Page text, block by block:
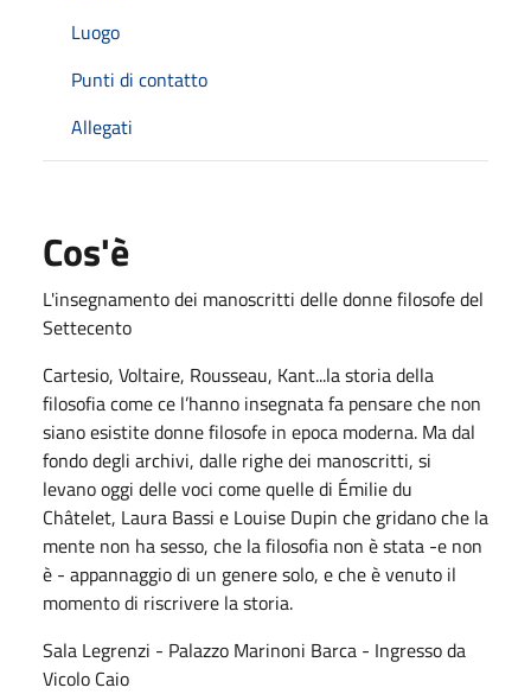
Luogo
Punti di contatto
Allegati
Cos'è
L'insegnamento dei manoscritti delle donne filosofe del
Settecento
Cartesio, Voltaire, Rousseau, Kant...la storia della
filosofia come ce l’hanno insegnata fa pensare che non
siano esistite donne filosofe in epoca moderna. Ma dal
fondo degli archivi, dalle righe dei manoscritti, si
levano oggi delle voci come quelle di Émilie du
Châtelet, Laura Bassi e Louise Dupin che gridano che la
mente non ha sesso, che la filosofia non è stata -e non
è - appannaggio di un genere solo, e che è venuto il
momento di riscrivere la storia.
Sala Legrenzi - Palazzo Marinoni Barca - Ingresso da
Vicolo Caio